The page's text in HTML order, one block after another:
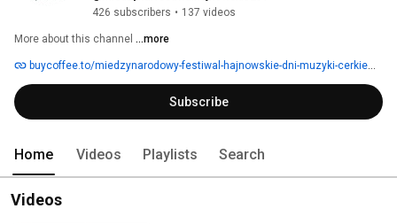
426 subscribers • 137 videos
More about this channel ...more
buycoffee.to/miedzynarodowy-festiwal-hajnowskie-dni-muzyki-cerkiewnej
Subscribe
Home Videos Playlists Search
Videos